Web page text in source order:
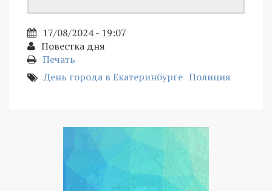
17/08/2024 - 19:07
Повестка дня
Печать
День города в Екатеринбурге Полиция